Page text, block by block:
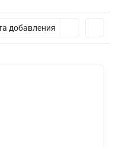
добавления